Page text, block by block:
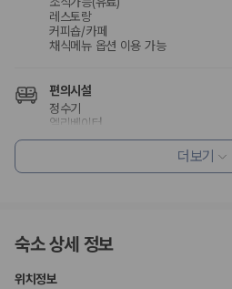
레스토랑
커피숍/카페
채식메뉴 옵션 이용 가능
편의시설
정수기
엘리베이터
루프탑
콘시어지 서비스
더보기
숙소 상세 정보
위치정보